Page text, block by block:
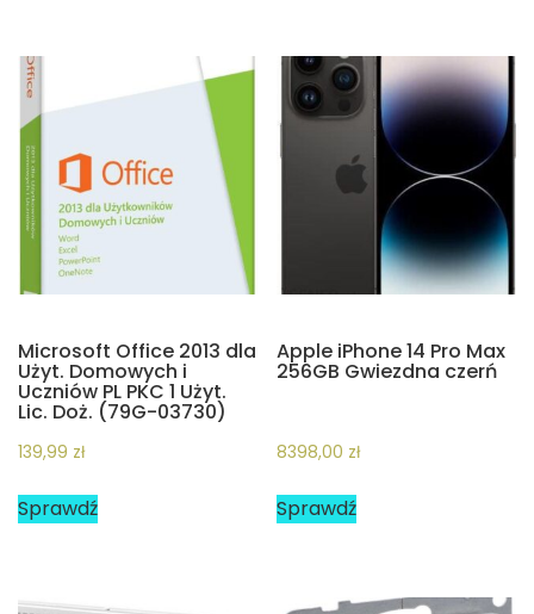
Microsoft Office 2013 dla
Użyt. Domowych i
Uczniów PL PKC 1 Użyt.
Lic. Doż. (79G-03730)
139,99 zł
Sprawdź
Apple iPhone 14 Pro Max
256GB Gwiezdna czerń
8398,00 zł
Sprawdź